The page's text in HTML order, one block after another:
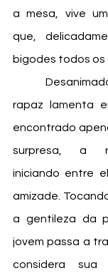
a mesa, vive
que,
bigodes todos os
	Desanimado por sua sorte, o
rapaz lamenta
encontrado
surpresa, a
iniciando entre
amizade.
a gentileza da
jovem passa a
considera